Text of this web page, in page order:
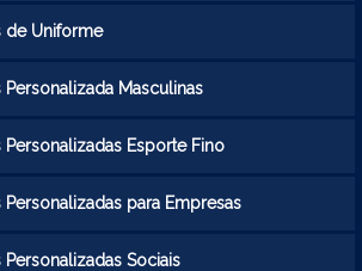
de Uniforme
Personalizada Masculinas
Personalizadas Esporte Fino
Personalizadas para Empresas
Personalizadas Sociais